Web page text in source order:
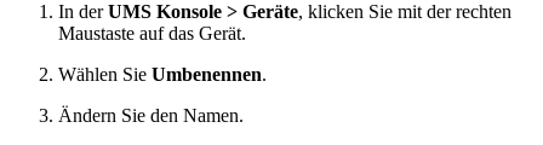
In derUMS Konsole > Geräte, klicken Sie mit der rechten
Maustaste auf das Gerät.
Wählen Sie Umbenennen.
Ändern Sie den Namen.